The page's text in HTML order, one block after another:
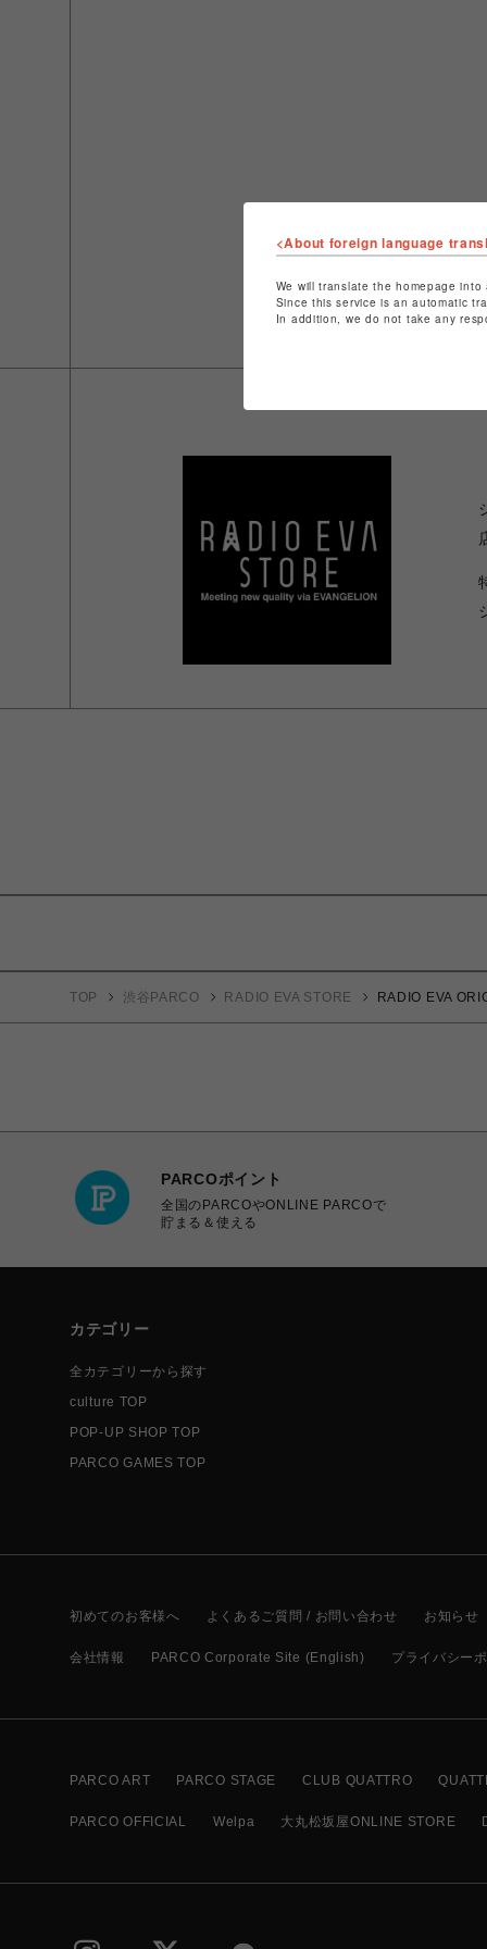
TOP 渋谷PARCO RADIO EVA STORE RADIO EVA
PARCOポイント
全国のPARCOやONLINE PARCOで
貯まる＆使える
カテゴリー
全カテゴリーから探す
culture TOP
POP-UP SHOP TOP
PARCO GAMES TOP
初めてのお客様へ よくあるご質問 / お問い合わせ お知らせ
会社情報 PARCO Corporate Site (English) プライバシー
PARCO ART PARCO STAGE CLUB QUATTRO
PARCO OFFICIAL Welpa 大丸松坂屋ONLINE STORE
<About foreign language
We will translate the homepage
Since this service is an automatic
In addition, we do not take any